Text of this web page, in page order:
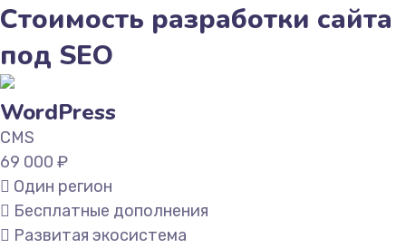
Стоимость разработки сайта
под SEO
WordPress
CMS
69 000 ₽
Один регион
Бесплатные дополнения
Развитая экосистема